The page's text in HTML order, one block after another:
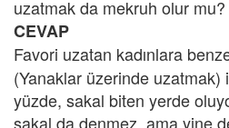
uzatmak da mekruh olur mu?
CEVAP
Favori uzatan kadınlara
(Yanaklar üzerinde uzatmak)
yüzde, sakal biten yerde
sakal da denmez, ama yine